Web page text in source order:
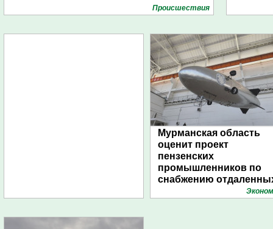
Проиcшествия
Мурманская область
оценит проект
пензенских
промышленников по
снабжению
поселений с помощью